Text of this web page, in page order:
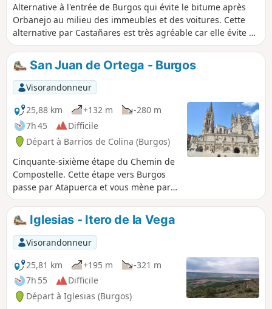
Alternative à l'entrée de Burgos qui évite le bitume après
Orbanejo au milieu des immeubles et des voitures. Cette
alternative par Castañares est très agréable car elle évite au
maximum le goudron, et elle est ombragée tout au long du
Rio Arlanzon. Des flèches Jaunes typiques permettent de la
suivre sans difficulté après Castañares.
San Juan de Ortega - Burgos
Visorandonneur
25,88 km
+132 m
-280 m
7h 45
Difficile
Départ à Barrios de Colina (Burgos)
Cinquante-sixième étape du Chemin de
Compostelle. Cette étape vers Burgos
passe par Atapuerca et vous mène par-
dessus la seule et unique petite hauteur
de la journée au travers d'une région
campagnarde. Variante à l'entrée de
Burgos pour éviter le bitume après
Orbaneja Riopico. Cette alternative, bien
balisée par Castañares est plus
agréable. Elle évite au maximum le
goudron, et elle est ombragée tout au
long de la rivière.
Iglesias - Itero de la Vega
Visorandonneur
25,81 km
+195 m
-321 m
7h 55
Difficile
Départ à Iglesias (Burgos)